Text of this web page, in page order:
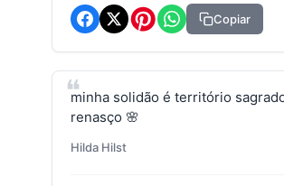
Copiar
minha solidão é território
renasço 🌸
Hilda Hilst